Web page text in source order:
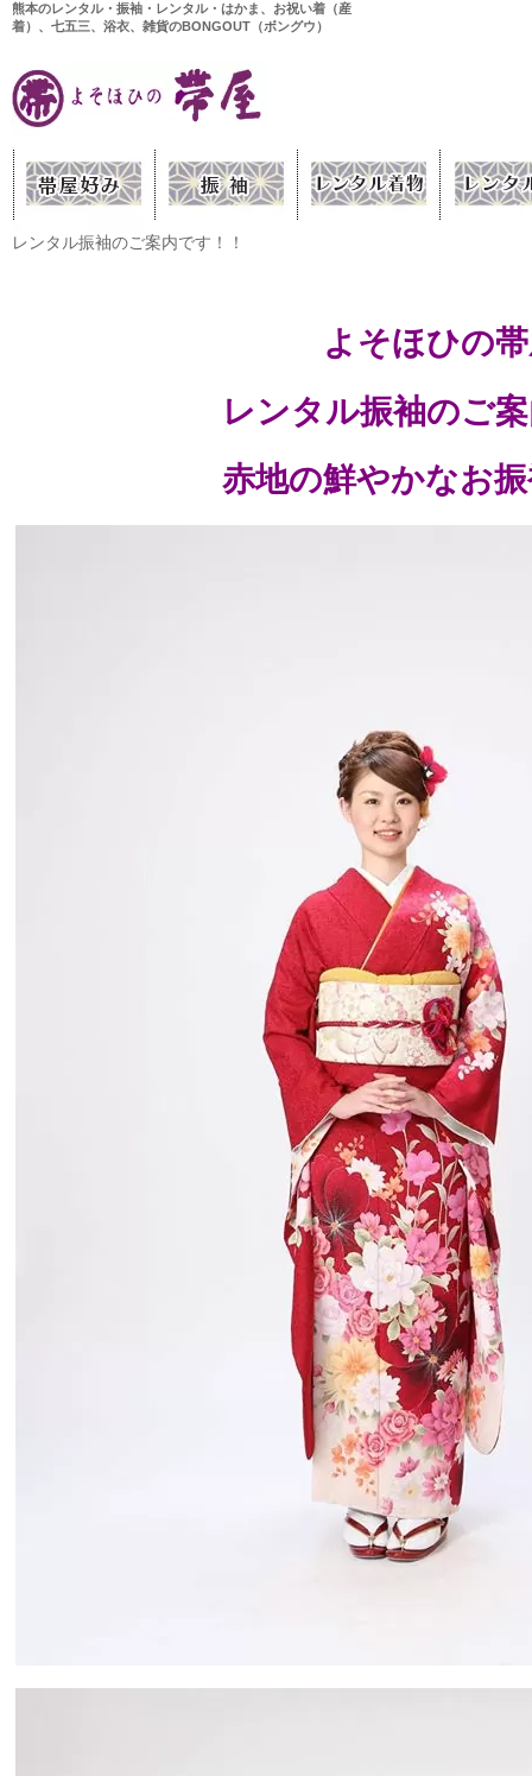
熊本のレンタル・振袖・レンタル・はかま、お祝い着（産
着）、七五三、浴衣、雑貨のBONGOUT（ボングウ）
レンタル振袖のご案内です！！
よそほひの
レンタル振袖のご
赤地の鮮やかなお